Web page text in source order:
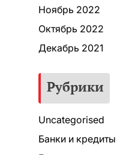
Ноябрь 2022
Октябрь 2022
Декабрь 2021
Рубрики
Uncategorised
Банки и кредиты